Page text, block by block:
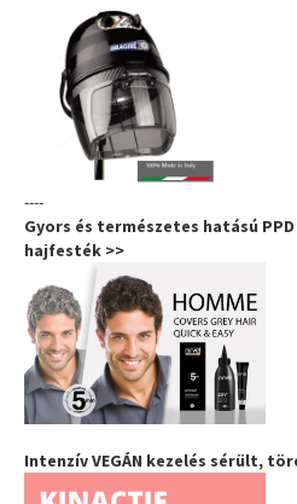
----
Gyors és természetes hatású
hajfesték >>
Intenzív VEGÁN kezelés sérült,